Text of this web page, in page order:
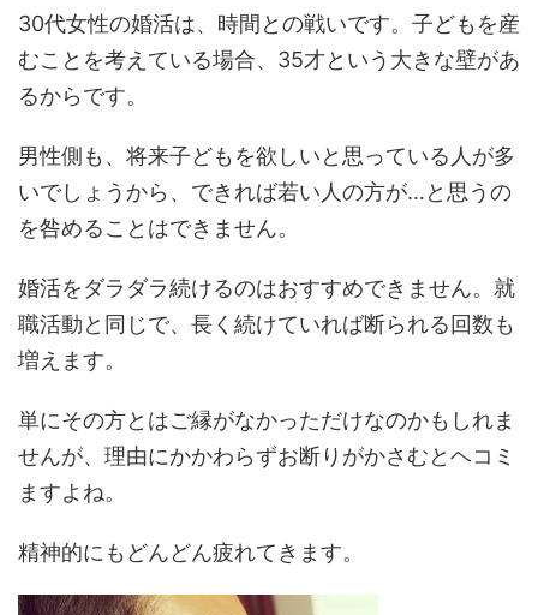
30代女性の婚活は、時間との戦いです。子どもを産
むことを考えている場合、35才という大きな壁があ
るからです。
男性側も、将来子どもを欲しいと思っている人が多
いでしょうから、できれば若い人の方が…と思うの
を咎めることはできません。
婚活をダラダラ続けるのはおすすめできません。就
職活動と同じで、長く続けていれば断られる回数も
増えます。
単にその方とはご縁がなかっただけなのかもしれま
せんが、理由にかかわらずお断りがかさむとヘコミ
ますよね。
精神的にもどんどん疲れてきます。